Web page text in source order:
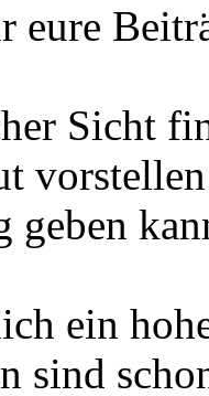
eure
Sicht
geben
ein
sind